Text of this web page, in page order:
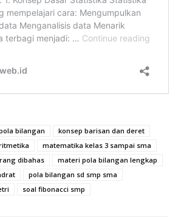
bilangan
konsep barisan dan deret
matematika kelas 3 sampai sma
dibahas
materi pola bilangan lengkap
pola bilangan sd smp sma
soal fibonacci smp